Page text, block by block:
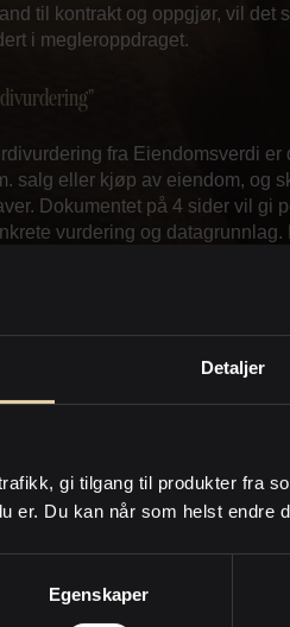
Detaljer
gi tilgang til produkter fra
er. Du kan når som helst endre
Egenskaper
til kontrakt og oppgjør, vil det
i megleroppdraget.
fra Eiendomsverdi
salg eller kjøp av eiendom, og
Dokumentet på 4 sider vil gi
vurdering og
som er for salg i markedet
er foretatt, kan det
markedet kan være villig til å
med dine egne